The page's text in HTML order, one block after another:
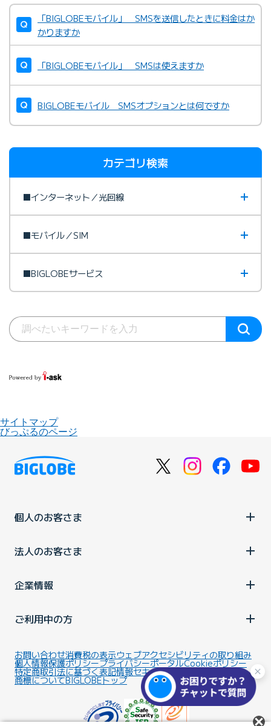
「BIGLOBEモバイル」 SMSを送信したときに料金はか
かりますか
「BIGLOBEモバイル」 SMSは使えますか
BIGLOBEモバイル SMSオプションとは何ですか
カテゴリ検索
■インターネット／光回線
■モバイル／SIM
■BIGLOBEサービス
サイトマップ
びっぷるのページ
個人のお客さま
法人のお客さま
企業情報
ご利用中の方
お問い合わせ消費税の表示ウェブアクセシビリティの取り組み
個人情報保護ポリシープライバシーポータルCookieポリシー
特定商取引法に基づく表記情報セキュリティ基本方針
商標についてBIGLOBEトップ